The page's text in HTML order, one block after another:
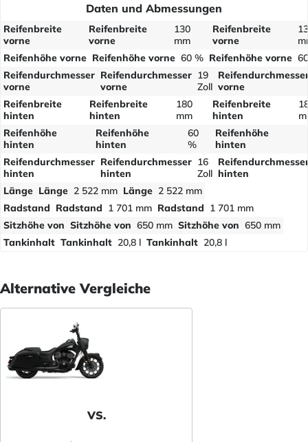
Daten und Abmessungen
Reifenbreite
vorne
Reifenbreite
vorne
130
mm
Reifenbreite
vorne
Reifenhöhe vorne Reifenhöhe vorne 60 % Reifenhöhe vorne
Reifendurchmesser
vorne
Reifendurchmesser
vorne
19
Zoll vorne
Reifenbreite
hinten
Reifenbreite
hinten
180
mm
Reifenbreite
hinten
Reifenhöhe
hinten
Reifenhöhe
hinten
60
%
Reifenhöhe
hinten
Reifendurchmesser
hinten
Reifendurchmesser
hinten
16
Zoll hinten
Länge Länge 2 522 mm Länge 2 522 mm
Radstand Radstand 1 701 mm Radstand 1 701 mm
Sitzhöhe von Sitzhöhe von 650 mm Sitzhöhe von 650 mm
Tankinhalt Tankinhalt 20,8 l Tankinhalt 20,8 l
Alternative Vergleiche
VS.